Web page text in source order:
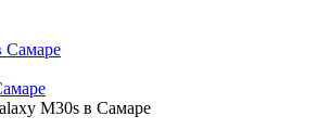
Самаре
M30s в Самаре